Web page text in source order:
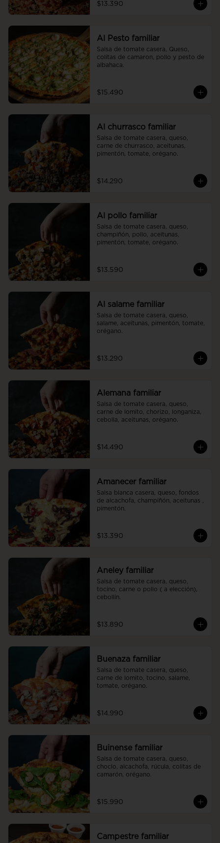
$13.390
Al Pesto familiar
Salsa de tomate casera, Queso,
colitas de camaron, pollo y pesto de
albahaca.
$15.490
Al churrasco familiar
Salsa de tomate casera, queso,
carne de churrasco, aceitunas,
pimentón, tomate, orégano.
$14.290
Al pollo familiar
Salsa de tomate casera, queso,
champiñón, pollo, aceitunas,
pimentón, tomate, orégano.
$13.590
Al salame familiar
Salsa de tomate casera, queso,
salame, aceitunas, pimentón, tomate,
orégano.
$13.290
Alemana familiar
Salsa de tomate casera, queso,
carne de lomito, chorizo, longaniza,
cebolla, aceitunas, orégano.
$14.490
Amanecer familiar
Salsa blanca casera, queso, fondos
de alcachofa, champiñón, aceitunas ,
pimentón.
$13.390
Aneley familiar
Salsa de tomate casera, queso,
tocino, carne o pollo ( a elección),
cebollín.
$13.890
Buenaza familiar
Salsa de tomate casera, queso,
carne de lomito, tocino, salame,
tomate, orégano.
$14.990
Buinense familiar
Salsa de tomate casera, queso,
choclo, alcachofa, rúcula, colitas de
camarón, orégano.
$15.990
Campestre familiar